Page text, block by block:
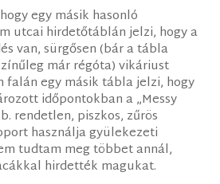
egy másik hasonló
utcai hirdetőtáblán jelzi, hogy a
van, sürgősen (bár a tábla
már régóta) vikáriust
falán egy másik tábla jelzi, hogy
időpontokban a „Messy
rendetlen, piszkos, zűrös
használja gyülekezeti
tudtam meg többet annál,
hirdették magukat.